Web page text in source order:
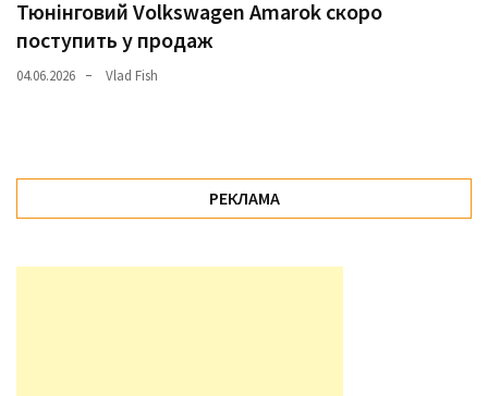
Тюнінговий Volkswagen Amarok скоро
поступить у продаж
04.06.2026 Vlad Fish
РЕКЛАМА